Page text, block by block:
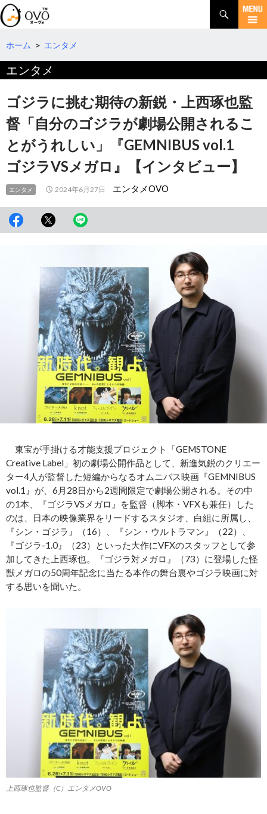
検
索
コ
テ
へ
ホーム > エンタメ
エンタメ
ゴジラに挑む期待の新鋭・上西琢也監
督「自分のゴジラが劇場公開されるこ
とがうれしい」『GEMNIBUS vol.1
ゴジラVSメガロ』【インタビュー】
エンタメ 2024年6月27日 エンタメOVO
東宝が手掛ける才能支援プロジェクト「GEMSTONE
Creative Label」初の劇場公開作品として、新進気鋭のクリエー
ター4人が監督した短編からなるオムニバス映画『GEMNIBUS
vol.1』が、6月28日から2週間限定で劇場公開される。その中
の1本、『ゴジラVSメガロ』を監督（脚本・VFXも兼任）した
のは、日本の映像業界をリードするスタジオ、白組に所属し、
『シン・ゴジラ』（16）、『シン・ウルトラマン』（22）、
『ゴジラ-1.0』（23）といった大作にVFXのスタッフとして参
加してきた上西琢也。『ゴジラ対メガロ』（73）に登場した怪
獣メガロの50周年記念に当たる本作の舞台裏やゴジラ映画に対
する思いを聞いた。
上西琢也監督（C）エンタメOVO